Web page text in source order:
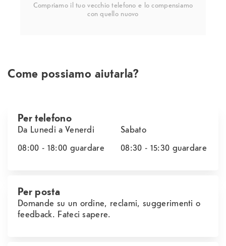
Compriamo il tuo vecchio telefono e lo compensiamo
con quello nuovo
Come possiamo aiutarla?
Per telefono
Da Lunedi a Venerdi
08:00 - 18:00 guardare
Sabato
08:30 - 15:30 guardare
Per posta
Domande su un ordine, reclami, suggerimenti o
feedback. Fateci sapere.